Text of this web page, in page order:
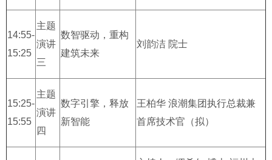
14:55-
15:25
主题
演讲
三
数智驱动，重构
建筑未来
刘韵洁 院士
15:25-
15:55
主题
演讲
四
数字引擎，释放
新智能
王柏华 浪潮集团执行总裁兼
首席技术官（拟）